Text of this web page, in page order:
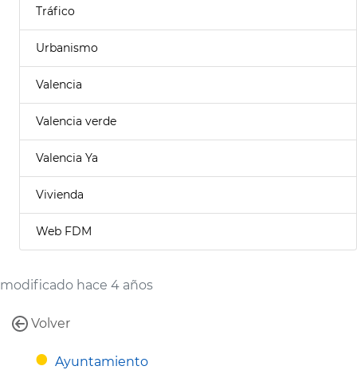
Tráfico
Urbanismo
Valencia
Valencia verde
Valencia Ya
Vivienda
Web FDM
modificado hace 4 años
Volver
Ayuntamiento